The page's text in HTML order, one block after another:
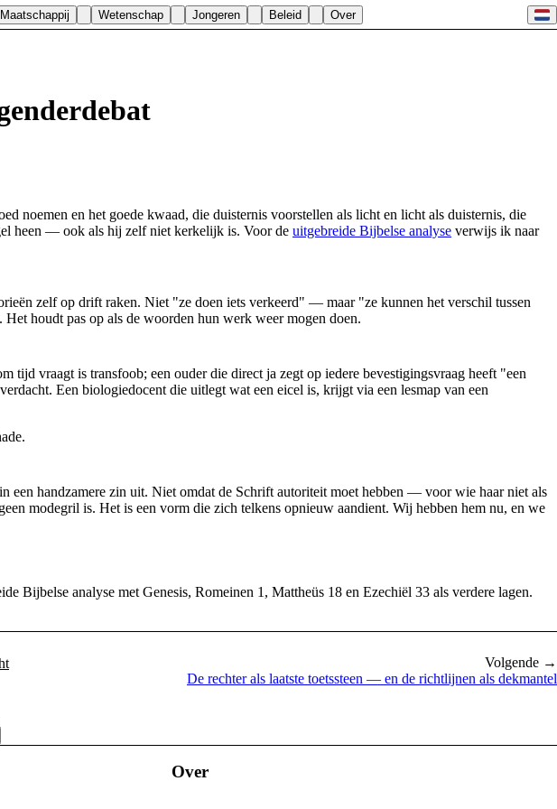
Maatschappij Wetenschap Jongeren Beleid Over
noemen en het goede kwaad, die duisternis voorstellen als licht en licht als duisternis, die
heen — ook als hij zelf niet kerkelijk is. Voor de uitgebreide Bijbelse analyse verwijs ik naar
zelf op drift raken. Niet "ze doen iets verkeerd" — maar "ze kunnen het verschil tussen
houdt pas op als de woorden hun werk weer mogen doen.
tijd vraagt is transfoob; een ouder die direct ja zegt op iedere bevestigingsvraag heeft "een
Een biologiedocent die uitlegt wat een eicel is, krijgt via een lesmap van een
een handzamere zin uit. Niet omdat de Schrift autoriteit moet hebben — voor wie haar niet als
modegril is. Het is een vorm die zich telkens opnieuw aandient. Wij hebben hem nu, en we
Bijbelse analyse met Genesis, Romeinen 1, Mattheüs 18 en Ezechiël 33 als verdere lagen.
Volgende →
De rechter als laatste toetssteen — en de richtlijnen als dekmantel
Over